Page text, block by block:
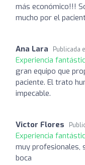
más económico!!!
mucho por el
Ana Lara Publicada
Experiencia
gran equipo que
paciente. El trato
impecable.
Victor Flores
Experiencia
muy profesionales,
boca